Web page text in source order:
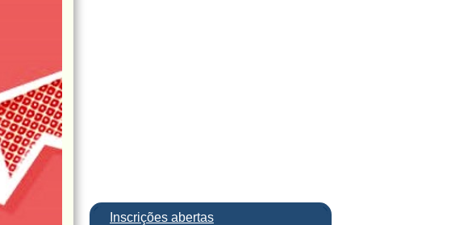
Inscrições abertas